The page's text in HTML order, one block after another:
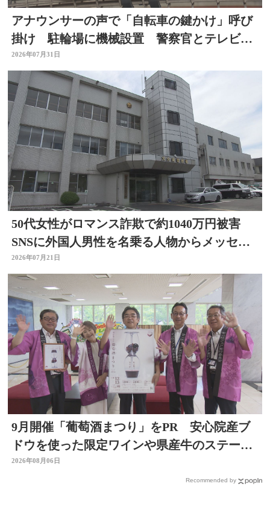
アナウンサーの声で「自転車の鍵かけ」呼び
掛け 駐輪場に機械設置 警察官とテレビ局
がタッグ 大分
2026年07月31日
50代女性がロマンス詐欺で約1040万円被害
SNSに外国人男性を名乗る人物からメッセー
ジ 大分
2026年07月21日
9月開催「葡萄酒まつり」をPR 安心院産ブ
ドウを使った限定ワインや県産牛のステーキ
など 大分
2026年08月06日
Recommended by